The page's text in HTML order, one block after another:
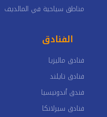
مناطق سياحية في المالديف
الفنادق
فنادق ماليزيا
فنادق تايلند
فندق أندونيسيا
فنادق سيرلانكا